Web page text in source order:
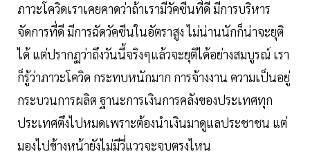
ภาวะโควิดเราเคยคาดว่าถ้าเรามีวัคซีนที่ดี มีการบริหาร
จัดการที่ดี มีการฉัดวัคซีนในอัตราสูง ไม่น่านนักก็น่าจะยุติ
ได้ แต่ปรากฏว่าถึงวันนี้จริงๆแล้วจะยุติได้อย่างสมบูรณ์ เรา
ก็รู้ว่าภาวะโควิด กระทบหนักมาก การจ้างงาน ความเป็นอยู่
กระบวนการผลิต ฐานะการเงินการคลังของประเทศทุก
ประเทศตึงไปหมดเพราะต้องนำเงินมาดูแลประชาชน แต่
มองไปข้างหน้ายังไม่มีวี่แววจะจบตรงไหน